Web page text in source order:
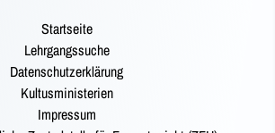
Startseite
Lehrgangssuche
Datenschutzerklärung
Kultusministerien
Impressum